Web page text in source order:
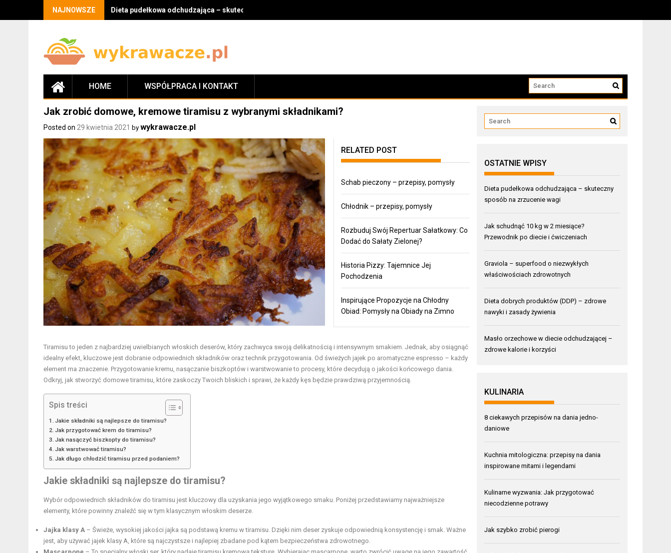
NAJNOWSZE Dieta pudełkowa odchudzająca – skuteczny sposób na zrzucenie wagi
HOME WSPÓŁPRACA I KONTAKT
Jak zrobić domowe, kremowe tiramisu z wybranymi składnikami?
Posted on 29 kwietnia 2021 by wykrawacze.pl
RELATED POST
Schab pieczony – przepisy, pomysły
Chłodnik – przepisy, pomysły
Rozbuduj Swój Repertuar Sałatkowy: Co
Dodać do Sałaty Zielonej?
Historia Pizzy: Tajemnice Jej
Pochodzenia
Inspirujące Propozycje na Chłodny
Obiad: Pomysły na Obiady na Zimno
Tiramisu to jeden z najbardziej uwielbianych włoskich deserów, który zachwyca swoją delikatnością i intensywnym smakiem. Jednak, aby osiągnąć
idealny efekt, kluczowe jest dobranie odpowiednich składników oraz technik przygotowania. Od świeżych jajek po aromatyczne espresso – każdy
element ma znaczenie. Przygotowanie kremu, nasączanie biszkoptów i warstwowanie to procesy, które decydują o jakości końcowego dania.
Odkryj, jak stworzyć domowe tiramisu, które zaskoczy Twoich bliskich i sprawi, że każdy kęs będzie prawdziwą przyjemnością.
Spis treści
Jakie składniki są najlepsze do tiramisu?
Jak przygotować krem do tiramisu?
Jak nasączyć biszkopty do tiramisu?
Jak warstwować tiramisu?
Jak długo chłodzić tiramisu przed podaniem?
Jakie składniki są najlepsze do tiramisu?
Wybór odpowiednich składników do tiramisu jest kluczowy dla uzyskania jego wyjątkowego smaku. Poniżej przedstawiamy najważniejsze
elementy, które powinny znaleźć się w tym klasycznym włoskim deserze.
Jajka klasy A – Świeże, wysokiej jakości jajka są podstawą kremu w tiramisu. Dzięki nim deser zyskuje odpowiednią konsystencję i smak. Ważne
jest, aby używać jajek klasy A, które są najczystsze i najlepiej zbadane pod kątem bezpieczeństwa zdrowotnego.
OSTATNIE WPISY
Dieta pudełkowa odchudzająca – skuteczny
sposób na zrzucenie wagi
Jak schudnąć 10 kg w 2 miesiące?
Przewodnik po diecie i ćwiczeniach
Graviola – superfood o niezwykłych
właściwościach zdrowotnych
Dieta dobrych produktów (DDP) – zdrowe
nawyki i zasady żywienia
Masło orzechowe w diecie odchudzającej –
zdrowe kalorie i korzyści
KULINARIA
8 ciekawych przepisów na dania jedno-
daniowe
Kuchnia mitologiczna: przepisy na dania
inspirowane mitami i legendami
Kulinarne wyzwania: Jak przygotować
niecodzienne potrawy
Jak szybko zrobić pierogi